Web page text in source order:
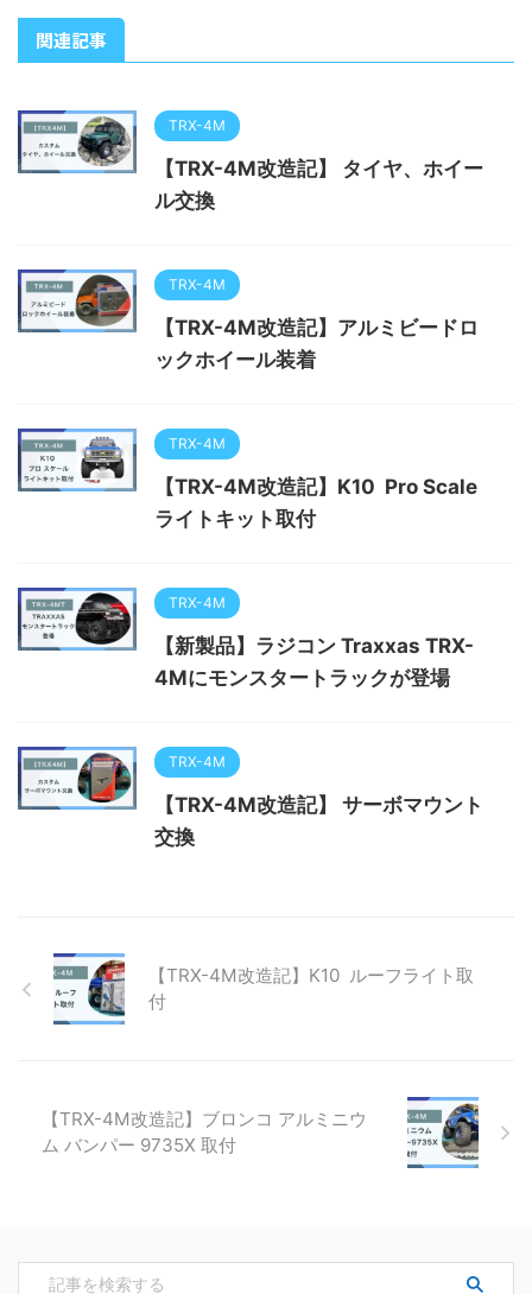
関連記事
TRX-4M
【TRX-4M改造記】 タイヤ、ホイー
ル交換
TRX-4M
【TRX-4M改造記】アルミビードロ
ックホイール装着
TRX-4M
【TRX-4M改造記】K10 Pro Scale
ライトキット取付
TRX-4M
【新製品】ラジコン Traxxas TRX-
4Mにモンスタートラックが登場
TRX-4M
【TRX-4M改造記】 サーボマウント
交換
【TRX-4M改造記】K10 ルーフライト取
付
【TRX-4M改造記】ブロンコ アルミニウ
ム バンパー 9735X 取付